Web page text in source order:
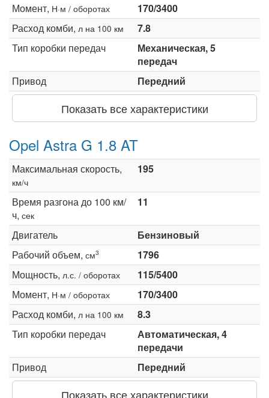
Момент, Н·м / оборотах
170/3400
Расход комби, л на 100 км
7.8
Тип коробки передач
Механическая, 5
передач
Привод
Передний
Показать все характеристики
Opel Astra G 1.8 AT
Максимальная скорость,
км/ч
195
Время разгона до 100 км/
ч, сек
11
Двигатель
Бензиновый
Рабочий объем, см3
1796
Мощность, л.с. / оборотах
115/5400
Момент, Н·м / оборотах
170/3400
Расход комби, л на 100 км
8.3
Тип коробки передач
Автоматическая, 4
передачи
Привод
Передний
Показать все характеристики